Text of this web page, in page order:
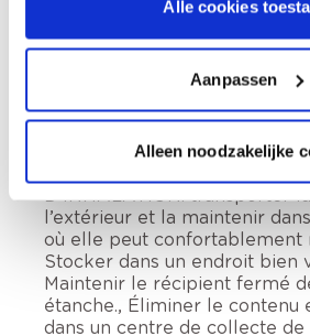
Alle cookies
Aanpassen
Alleen noodzakelijke
iso-alcanes, cycliques, <2%
et vapeurs inflammables.,
des enfants., Tenir à l’écart de
surfaces chaudes, des
Ne pas fumer., Éviter de
D’INHALATION: transporter
l’extérieur et la maintenir
où elle peut confortablement
Stocker dans un endroit bien
Maintenir le récipient fermé
étanche., Éliminer le contenu
dans un centre de collecte de